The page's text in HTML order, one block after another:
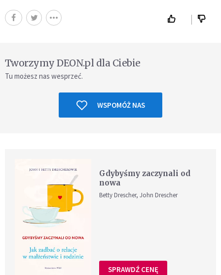
Tworzymy DEON.pl dla Ciebie
Tu możesz nas wesprzeć.
WSPOMÓŻ NAS
Gdybyśmy zaczynali od
nowa
Betty Drescher, John Drescher
SPRAWDŹ CENĘ